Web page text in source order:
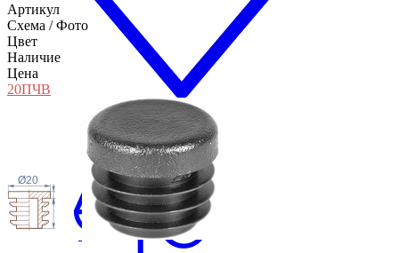
Артикул
Схема / Фото
Цвет
Наличие
Цена
20ПЧВ
Ø20